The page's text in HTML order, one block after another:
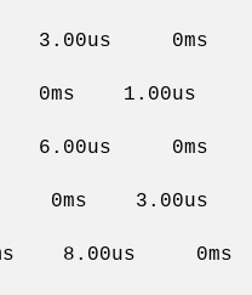
3.00us 0ms
0ms
6.00us 0ms
0ms
8.00us